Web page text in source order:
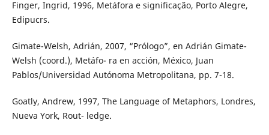
Finger, Ingrid, 1996, Metáfora e significação, Porto Alegre,
Edipucrs.
Gimate-Welsh, Adrián, 2007, “Prólogo”, en Adrián Gimate-
Welsh (coord.), Metáfo- ra en acción, México, Juan
Pablos/Universidad Autónoma Metropolitana, pp. 7-18.
Goatly, Andrew, 1997, The Language of Metaphors, Londres,
Nueva York, Rout- ledge.